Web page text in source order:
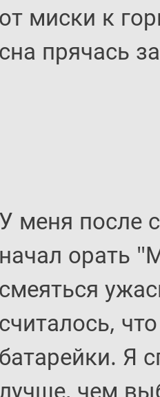
от миски к
сна прячась
У меня после
начал орать
смеяться
считалось,
батарейки. Я
лучше, чем